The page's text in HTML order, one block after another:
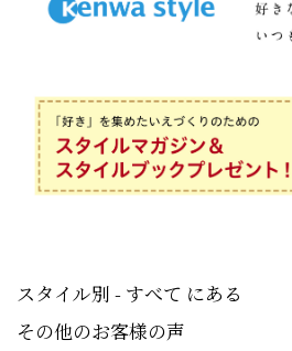
スタイル別 - すべて にある
その他のお客様の声